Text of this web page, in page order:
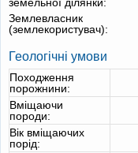
Землевласник
(землекористувач):
Геологічні умови
Походження
порожнини:
Вміщаючи
породи:
Вік вміщаючих
порід: